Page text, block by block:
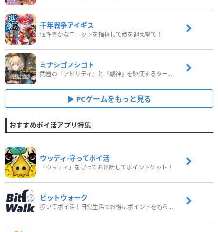
千年戦争アイギス
個性豊かなユニットを指揮して敵を迎え撃て！
ミナシゴノシゴト
武器の『アビリティ』と『戦神』を駆使するターン制コマンドバトルRPG！
PCゲームをもっと見る
おすすめポイ活アプリ特集
ウッディ‐守ってポイ活
「ウッディ」を守ってお世話してポイントゲット！
ビットウォーク
歩いてポイ活！日常生活でお得にポイントをもらおう